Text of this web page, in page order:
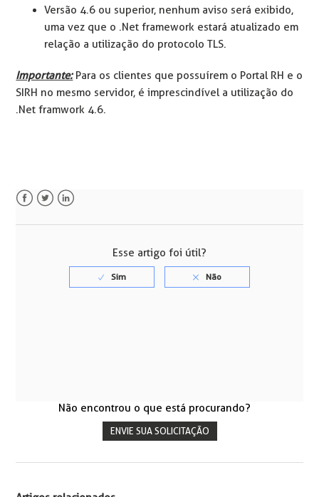
Versão 4.6 ou superior, nenhum aviso será exibido,
uma vez que o .Net framework estará atualizado em
relação a utilização do protocolo TLS.
Importante:Para os clientes que possuírem o Portal RH e o
SIRH no mesmo servidor, é imprescindível a utilização do
.Net framwork 4.6.
Esse artigo foi útil?
Não encontrou o que está procurando?
ENVIE SUA SOLICITAÇÃO